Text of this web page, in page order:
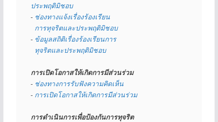
ประพฤติมิชอบ
- ช่องทางแจ้งเรื่องร้องเรียน
  การทุจริตและประพฤติมิชอบ
- ข้อมูลสถิติเรื่องร้องเรียนการ
  ทุจริตและประพฤติมิชอบ
การเปิดโอกาสให้เกิดการมีส่วนร่วม
- ช่องทางการรับฟังความคิดเห็น
- การเปิดโอกาสให้เกิดการมีส่วนร่วม
การดำเนินการเพื่อป้องกันการทุจริต